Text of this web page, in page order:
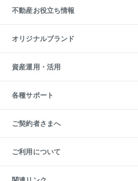
貸すガイド
事業用不動産
マンション投資
投資用マンション
アパート経営
収益物件
ビル購入（ビル一棟）
投資用不動産の売却査定
事業用不動産の売却査定
不動産お役立ち情報
マンションライブラリー
人気マンションランキング
暮らしに役立つ不動産メディア
不動産相場・不動産価格情報
不動産コラム・ニュース
不動産用語集
不動産なんでもネット相談室
住まいの税金
オリジナルブランド
一棟リノベーションマンション
L`GENTE（ルジェンテ）
区分リノベーションマンション
投資用一棟レジデンスWELL
不動産小口投資
LEGACIA（レガシア）
資産運用・活用
不動産M&A
アセットマネジメント・出資
各種サポート
相続サポート
リフォームサポート
ご契約者さまへ
ご紹介・再契約特典
入居者様専用-各種ご案内（賃貸）
東急こすもす会「こすもすWeb」
ご利用について
金融商品取引について